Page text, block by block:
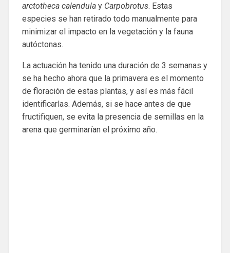
arctotheca calendulay Carpobrotus. Estas
especies se han retirado todo manualmente para
minimizar el impacto en la vegetación y la fauna
autóctonas.
La actuación ha tenido una duración de 3 semanas y
se ha hecho ahora que la primavera es el momento
de floración de estas plantas, y así es más fácil
identificarlas. Además, si se hace antes de que
fructifiquen, se evita la presencia de semillas en la
arena que germinarían el próximo año.